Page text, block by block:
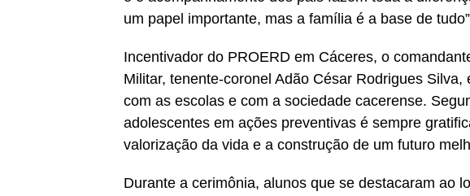
um papel importante, mas a família é a base de
Incentivador do PROERD em Cáceres, o
Militar, tenente-coronel Adão César Rodrigues
com as escolas e com a sociedade cacerense.
adolescentes em ações preventivas é sempre
valorização da vida e a construção de um futuro
Durante a cerimônia, alunos que se destacaram ao